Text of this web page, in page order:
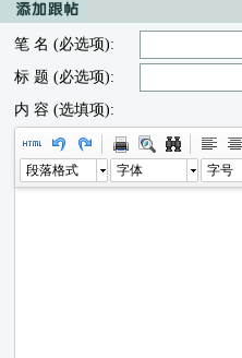
笔 名 (必选项):
标 题 (必选项):
内 容 (选填项):
段落格式 字体 字号